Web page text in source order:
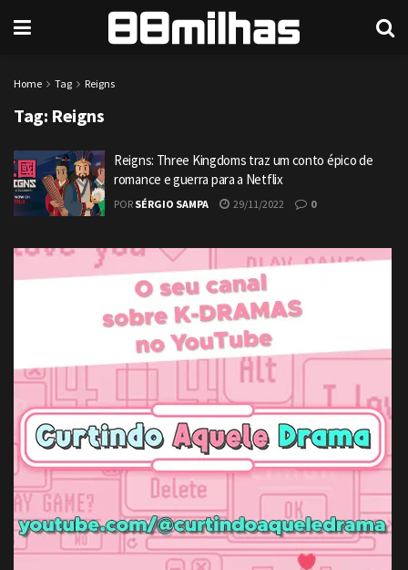
Home Tag Reigns
Tag: Reigns
Reigns: Three Kingdoms traz um conto épico de
romance e guerra para a Netflix
POR SÉRGIO SAMPA 29/11/2022 0